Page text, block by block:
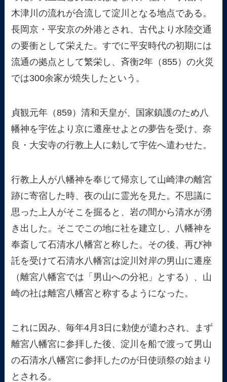
木津川の流れが合流して淀川となる地点である。
長岡京・平安京の外港とされ、古代より水陸交通
の要衝として栄えた。すでに平安時代の初期には
流通の拠点として繁栄し、斉衡2年（855）の火災
では300余家が焼失したという。
貞観元年（859）清和天皇が、国家鎮護のため八
幡神を宇佐より京に遷座せよとの夢告を受け、奈
良・大安寺の行教上人に勅して宇佐へ遣わせた。
行教上人が八幡神を奉じて帰京して山崎津の離宮
跡に寄宿した時、夜の山に霊光を見た。不思議に
思った上人がそこを掘ると、岩の間から清水が湧
き出した。そこでこの地に社を建立し、八幡神を
奉斎して石清水八幡宮と称した。その後、再び神
託を受けて石清水八幡宮は淀川対岸の男山に遷座
（離宮八幡宮では「男山への分祀」とする）、山
崎の社は離宮八幡宮と称するようになった。
これに因み、毎年4月3日に勅使が遣わされ、まず
離宮八幡宮に参拝した後、淀川を船で渡って男山
の石清水八幡宮に参拝したのが日使頭祭の始まり
とされる。